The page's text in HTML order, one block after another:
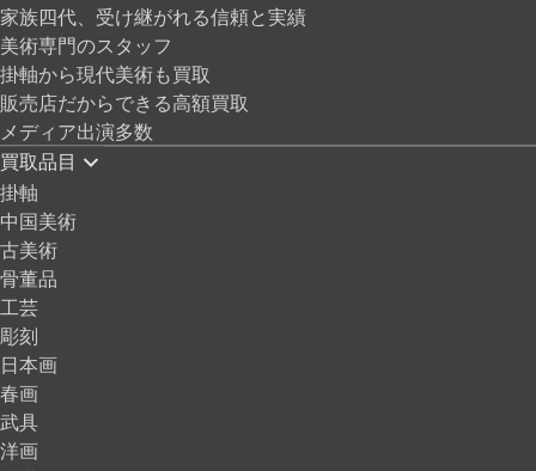
家族四代、受け継がれる信頼と実績
美術専門のスタッフ
掛軸から現代美術も買取
販売店だからできる高額買取
メディア出演多数
買取品目
掛軸
中国美術
古美術
骨董品
工芸
彫刻
日本画
春画
武具
洋画